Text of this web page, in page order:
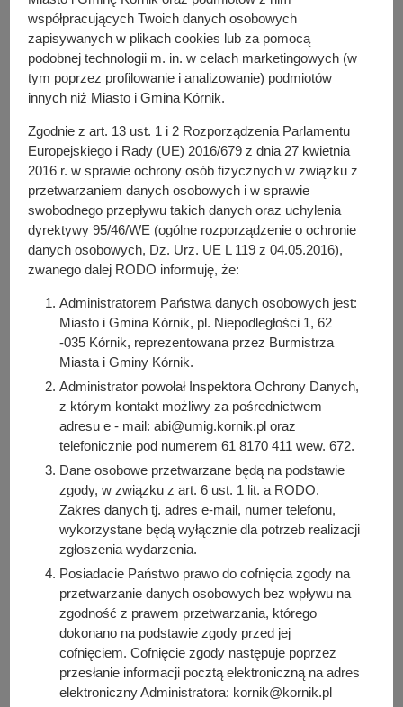
PDF-Deklaracja dotycząca źródeł ciepła i źródeł spalania
paliw; Formularz A – budynki i lokale mieszkalne (428.27
KB)
Liczba pobrań: 21
PDF- Deklaracja dotycząca źródeł ciepła i źródeł spalania
paliw; Formularz B – budynki i lokale mieszkalne (560.7
KB)
Liczba pobrań: 11
DOC-Deklaracja wolontariusza do Programu opieki nad
zwierzętami bezdomnymi oraz zapobiegania bezdomności
zwierząt na terenie Miasta i Gminy Kórnik (210.5 KB)
Liczba pobrań: 59
PDF-Wniosek o udział w programie likwidacji wyrobów
Liczba pobrań: 53
PDF- Zgłoszenie eksploatacji przydomowej oczyszczalni
ścieków/odprowadzenie ścieków do gruntu (215.1 KB)
Liczba pobrań: 40
DOCX
Wniosek o wydanie zaświadczenia
potwierdzającego okres pełnienia funkcji sołtysa (22.24
Liczba pobrań: 6
Wniosek o wydanie decyzji o środowiskowych
uwarunkowaniach (669.56 KB)
Liczba pobrań: 17
DOC-Zgoda współwłaściciela nieruchomości (37.5 KB)
PDF-Zgoda współwłaściciela nieruchomości (1.2 MB)
Liczba pobrań: 4
DOC-Wniosek - zmiana źródła ogrzewania (75.5 KB)
Liczba pobrań: 17
PDF-Wniosek - zmiana źródła ogrzewania (1.15 MB)
Liczba pobrań: 7
współpracujących Twoich danych osobowych
zapisywanych w plikach cookies lub za pomocą
podobnej technologii m. in. w celach marketingowych (w
tym poprzez profilowanie i analizowanie) podmiotów
innych niż Miasto i Gmina Kórnik.
Zgodnie z art. 13 ust. 1 i 2 Rozporządzenia Parlamentu
Europejskiego i Rady (UE) 2016/679 z dnia 27 kwietnia
2016 r. w sprawie ochrony osób fizycznych w związku z
przetwarzaniem danych osobowych i w sprawie
swobodnego przepływu takich danych oraz uchylenia
dyrektywy 95/46/WE (ogólne rozporządzenie o ochronie
danych osobowych, Dz. Urz. UE L 119 z 04.05.2016),
zwanego dalej RODO informuję, że:
Administratorem Państwa danych osobowych jest:
Miasto i Gmina Kórnik, pl. Niepodległości 1, 62
-035 Kórnik, reprezentowana przez Burmistrza
Miasta i Gminy Kórnik.
Administrator powołał Inspektora Ochrony Danych,
z którym kontakt możliwy za pośrednictwem
adresu e - mail: abi@umig.kornik.pl oraz
telefonicznie pod numerem 61 8170 411 wew. 672.
Dane osobowe przetwarzane będą na podstawie
zgody, w związku z art. 6 ust. 1 lit. a RODO.
Zakres danych tj. adres e-mail, numer telefonu,
wykorzystane będą wyłącznie dla potrzeb realizacji
zgłoszenia wydarzenia.
Posiadacie Państwo prawo do cofnięcia zgody na
przetwarzanie danych osobowych bez wpływu na
zgodność z prawem przetwarzania, którego
dokonano na podstawie zgody przed jej
cofnięciem. Cofnięcie zgody następuje poprzez
przesłanie informacji pocztą elektroniczną na adres
elektroniczny Administratora: kornik@kornik.pl